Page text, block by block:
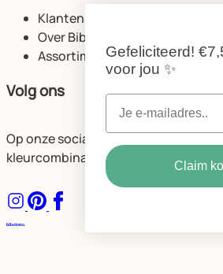
Klantenservice
Over Bibelotte
Assortiment
Volg ons
Op onze socials delen we volop
kleurcombinaties en ruimtes.
Gefeliciteerd!
voor jou ✨
Claim